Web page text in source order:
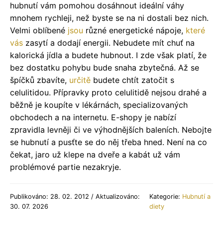
hubnutí vám pomohou dosáhnout ideální váhy
mnohem rychleji, než byste se na ni dostali bez nich.
Velmi oblíbené jsou různé energetické nápoje, které
vás zasytí a dodají energii. Nebudete mít chuť na
kalorická jídla a budete hubnout. I zde však platí, že
bez dostatku pohybu bude snaha zbytečná. Až se
špíčků zbavíte, určitě budete chtít zatočit s
celulitidou. Přípravky proto celulitidě nejsou drahé a
běžně je koupíte v lékárnách, specializovaných
obchodech a na internetu. E-shopy je nabízí
zpravidla levněji či ve výhodnějších baleních. Nebojte
se hubnutí a pusťte se do něj třeba hned. Není na co
čekat, jaro už klepe na dveře a kabát už vám
problémové partie nezakryje.
Publikováno: 28. 02. 2012 / Aktualizováno:
30. 07. 2026
Kategorie: Hubnutí a
diety